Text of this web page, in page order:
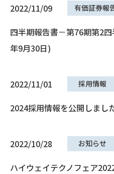
2022/11/09 有価証券報
四半期報告書－第76期第2
年9月30日)
2022/11/01 採用情報
2024採用情報を公開しまし
2022/10/28 お知らせ
ハイウェイテクノフェア